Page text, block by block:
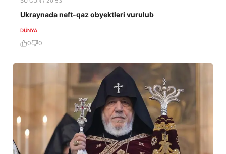
Ukraynada neft-qaz obyektləri vurulub
DÜNYA
0 0